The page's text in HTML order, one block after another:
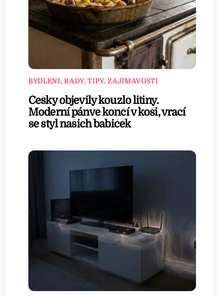
BYDLENÍ,RADY, TIPY, ZAJÍMAVOSTI
Češky objevily kouzlo litiny.
Moderní pánve končí v koši, vrací
se styl našich babiček